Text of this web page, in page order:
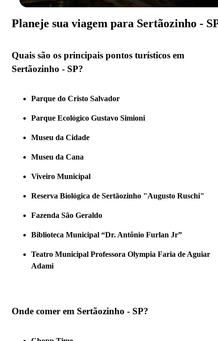
Planeje sua viagem para Sertãozinho -
Quais são os principais pontos turísticos em
Sertãozinho - SP?
Parque do Cristo Salvador
Parque Ecológico Gustavo Simioni
Museu da Cidade
Museu da Cana
Viveiro Municipal
Reserva Biológica de Sertãozinho "Augusto Ruschi"
Fazenda São Geraldo
Biblioteca Municipal “Dr. Antônio Furlan Jr”
Teatro Municipal Professora Olympia Faria de Aguiar
Adami
Onde comer em Sertãozinho - SP?